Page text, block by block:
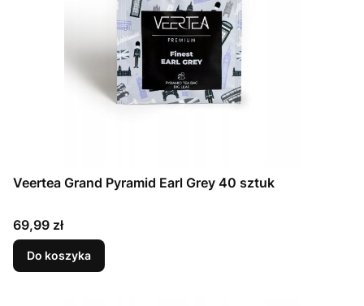
Veertea Grand Pyramid Earl Grey 40 sztuk
Cena
69,99 zł
Do koszyka